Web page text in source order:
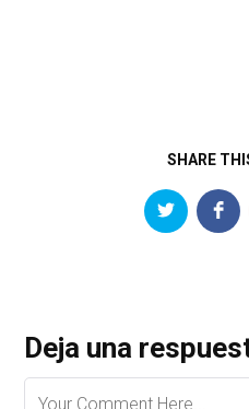
SHARE
Deja una